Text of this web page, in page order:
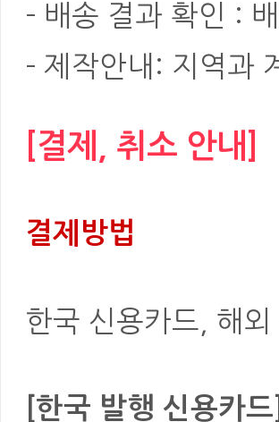
- 배송 결과 확인 :
- 제작안내: 지역과
[결제, 취소 안내]
결제방법
한국 신용카드, 해
[한국 발행 신용카드]